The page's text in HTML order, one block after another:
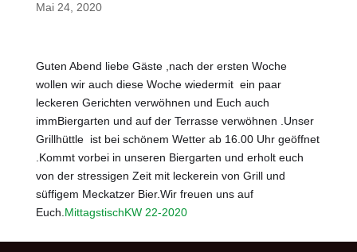
Mai 24, 2020
Guten Abend liebe Gäste ,nach der ersten Woche
wollen wir auch diese Woche wiedermit ein paar
leckeren Gerichten verwöhnen und Euch auch
immBiergarten und auf der Terrasse verwöhnen .Unser
Grillhüttle ist bei schönem Wetter ab 16.00 Uhr geöffnet
.Kommt vorbei in unseren Biergarten und erholt euch
von der stressigen Zeit mit leckerein von Grill und
süffigem Meckatzer Bier.Wir freuen uns auf
Euch. MittagstischKW 22-2020